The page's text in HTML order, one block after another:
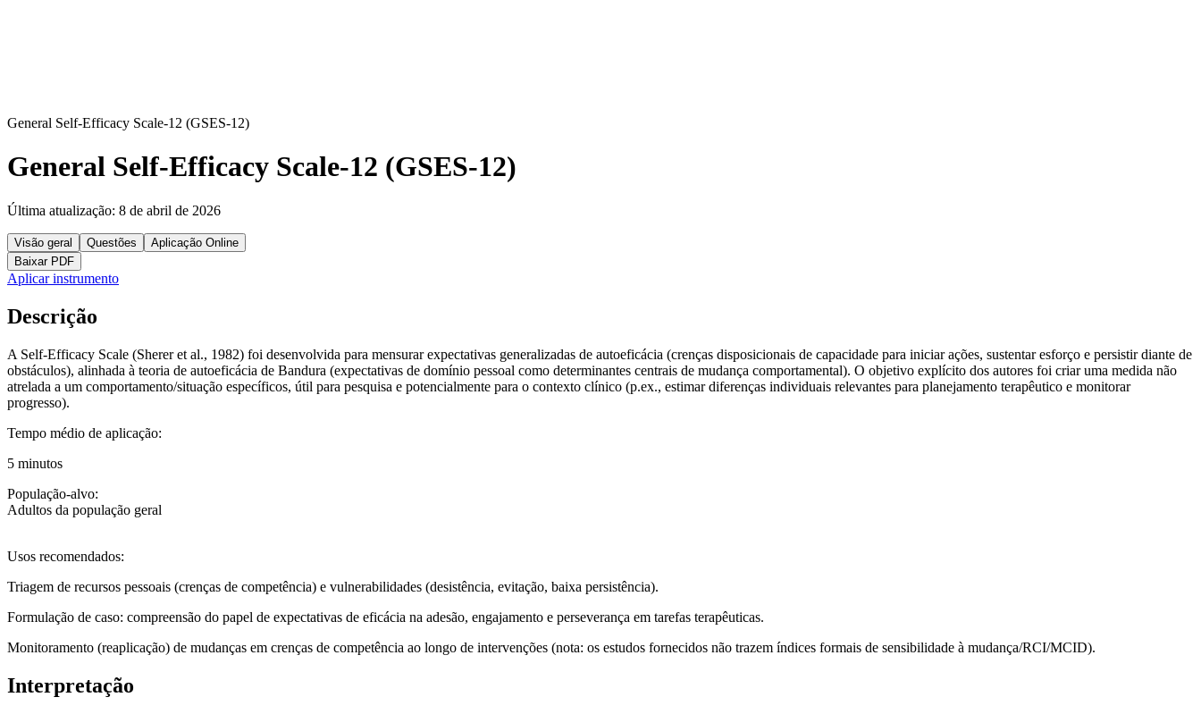
General Self-Efficacy Scale-12 (GSES-12)
General Self-Efficacy Scale-12 (GSES-12)
Última atualização: 8 de abril de 2026
Visão geral Questões
Aplicação Online
Baixar PDF
Aplicar instrumento
Descrição
A Self-Efficacy Scale (Sherer et al., 1982) foi desenvolvida para mensurar expectativas generalizadas de autoeficácia (crenças disposicionais de capacidade para iniciar ações, sustentar esforço e persistir diante de
obstáculos), alinhada à teoria de autoeficácia de Bandura (expectativas de domínio pessoal como determinantes centrais de mudança comportamental). O objetivo explícito dos autores foi criar uma medida não
atrelada a um comportamento/situação específicos, útil para pesquisa e potencialmente para o contexto clínico (p.ex., estimar diferenças individuais relevantes para planejamento terapêutico e monitorar
progresso).
Tempo médio de aplicação:
5 minutos
População-alvo:
Adultos da população geral
Usos recomendados:
Triagem de recursos pessoais (crenças de competência) e vulnerabilidades (desistência, evitação, baixa persistência).
Formulação de caso: compreensão do papel de expectativas de eficácia na adesão, engajamento e perseverança em tarefas terapêuticas.
Monitoramento (reaplicação) de mudanças em crenças de competência ao longo de intervenções (nota: os estudos fornecidos não trazem índices formais de sensibilidade à mudança/RCI/MCID).
Interpretação